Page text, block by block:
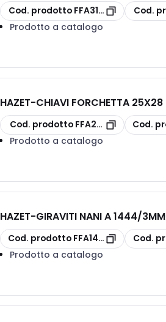
copia
Cod. prodotto FFA31792014copia
Cod.
Prodotto a catalogo
HAZET-CHIAVI FORCHETTA
copia
Cod. prodotto FFA29282528copia
Cod.
Prodotto a catalogo
HAZET-GIRAVITI NANI A 1444/
copia
Cod. prodotto FFA14443035copia
Cod.
Prodotto a catalogo